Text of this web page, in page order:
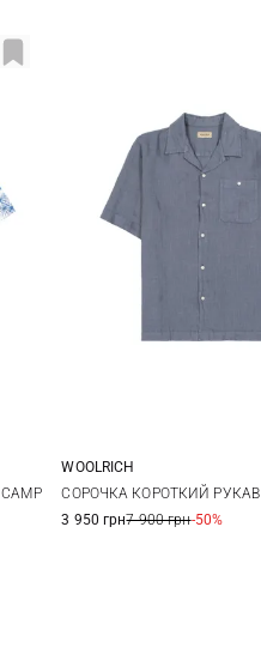
M L XL
WOOLRICH
СОРОЧКА КОРОТКИЙ РУКАВ
3 950 грн7 900 грн-50%